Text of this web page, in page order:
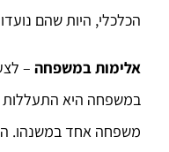
הכלכלי, היות שהם
אלימות במשפחה –
במשפחה היא התעללות
משפחה אחד במשנהו.